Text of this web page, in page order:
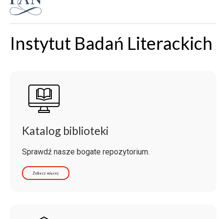
Instytut Badań Literackich
Katalog biblioteki
Sprawdź nasze bogate repozytorium.
Zobacz więcej